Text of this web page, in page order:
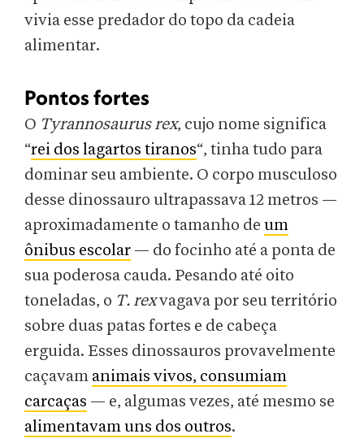
vivia esse predador do topo da cadeia
alimentar.
Pontos fortes
O Tyrannosaurus rex, cujo nome significa
“rei dos lagartos tiranos“, tinha tudo para
dominar seu ambiente. O corpo musculoso
desse dinossauro ultrapassava 12 metros —
aproximadamente o tamanho de um
ônibus escolar — do focinho até a ponta de
sua poderosa cauda. Pesando até oito
toneladas, o T. rexvagava por seu território
sobre duas patas fortes e de cabeça
erguida. Esses dinossauros provavelmente
caçavam animais vivos, consumiam
carcaças — e, algumas vezes, até mesmo se
alimentavam uns dos outros.